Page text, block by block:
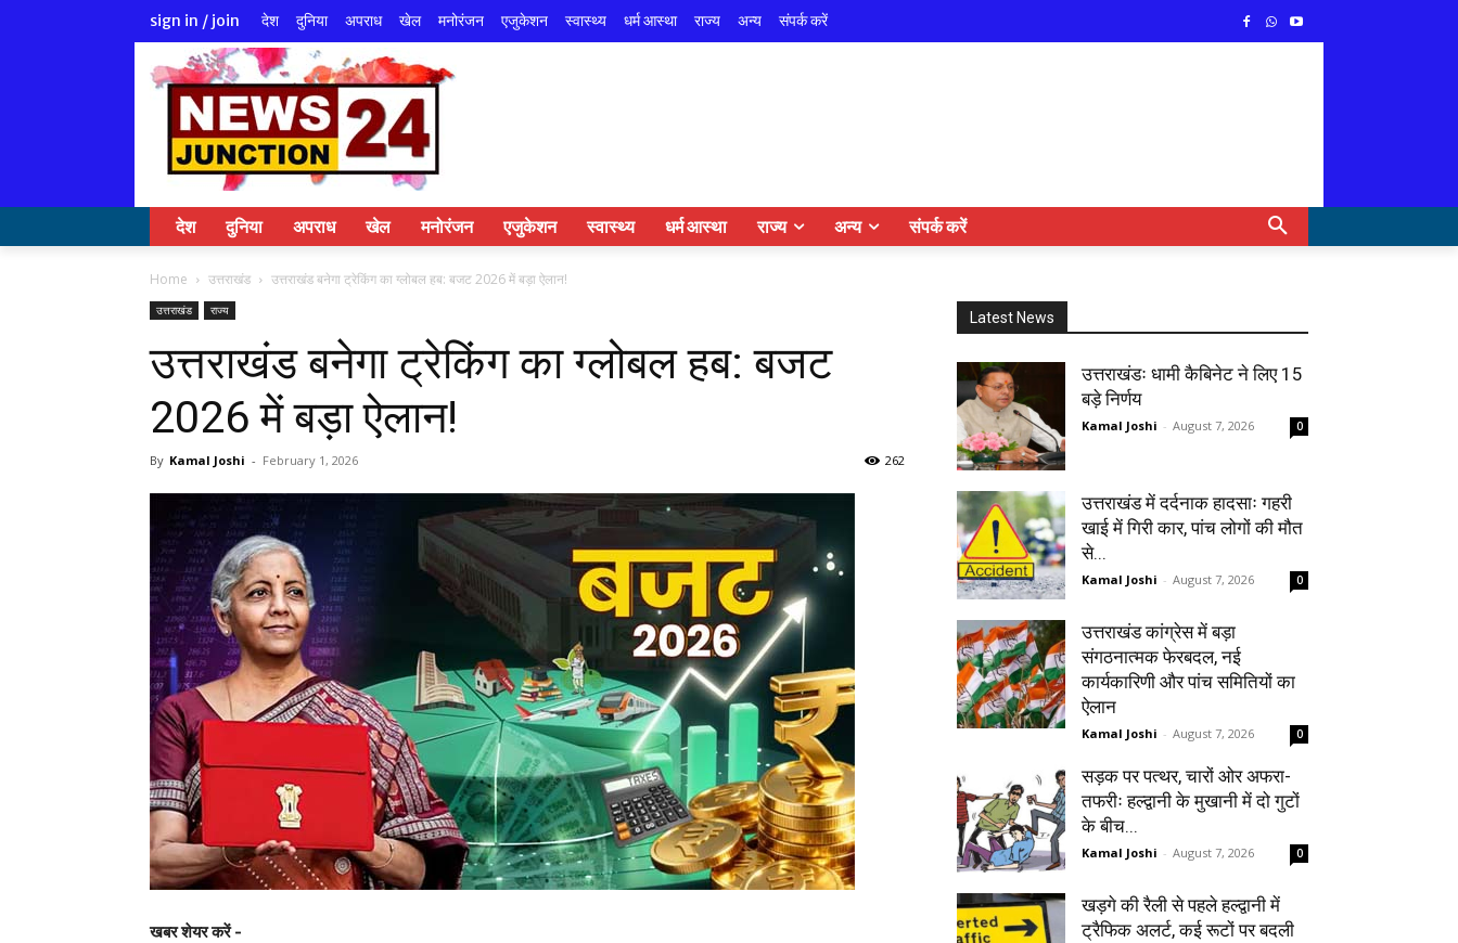
sign in / join देश दुनिया अपराध खेल मनोरंजन एजुकेशन स्वास्थ्य धर्म आस्था राज्य अन्य संपर्क करें
देश दुनिया अपराध खेल मनोरंजन एजुकेशन स्वास्थ्य धर्म आस्था राज्य अन्य संपर्क करें
Home उत्तराखंड उत्तराखंड बनेगा ट्रेकिंग का ग्लोबल हब: बजट 2026 में बड़ा ऐलान!
उत्तराखंड राज्य
उत्तराखंड बनेगा ट्रेकिंग का ग्लोबल हब: बजट
2026 में बड़ा ऐलान!
By Kamal Joshi - February 1, 2026 262
खबर शेयर करें -
Latest News
उत्तराखंडः धामी कैबिनेट ने लिए 15
बड़े निर्णय
Kamal Joshi - August 7, 2026 0
उत्तराखंड में दर्दनाक हादसाः गहरी
खाई में गिरी कार, पांच लोगों की मौत
से...
Kamal Joshi - August 7, 2026 0
उत्तराखंड कांग्रेस में बड़ा
संगठनात्मक फेरबदल, नई
कार्यकारिणी और पांच समितियों का
ऐलान
Kamal Joshi - August 7, 2026 0
सड़क पर पत्थर, चारों ओर अफरा-
तफरीः हल्द्वानी के मुखानी में दो गुटों
के बीच...
Kamal Joshi - August 7, 2026 0
खड़गे की रैली से पहले हल्द्वानी में
ट्रैफिक अलर्ट, कई रूटों पर बदली